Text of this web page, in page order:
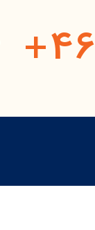
46
+